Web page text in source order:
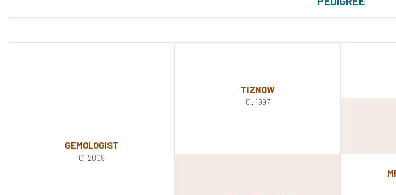
GEMOLOGIST
C. 2009
TIZNOW
C. 1997